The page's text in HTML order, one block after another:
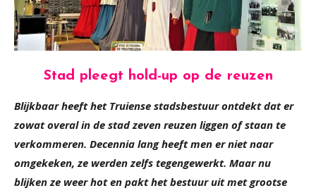
Stad pleegt hold-up op de reuzen
Blijkbaar heeft het Truiense stadsbestuur ontdekt dat er
zowat overal in de stad zeven reuzen liggen of staan te
verkommeren. Decennia lang heeft men er niet naar
omgekeken, ze werden zelfs tegengewerkt. Maar nu
blijken ze weer hot en pakt het bestuur uit met grootse